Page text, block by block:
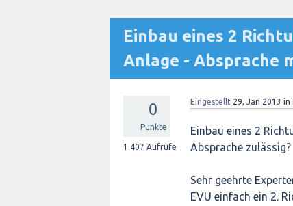
Einbau eines 2
Anlage - Absprache
0
Punkte
1.407 Aufrufe
Eingestellt 29, Jan 2013 in
Einbau eines 2
Absprache zulässig?
Sehr geehrte
EVU einfach ein 2.